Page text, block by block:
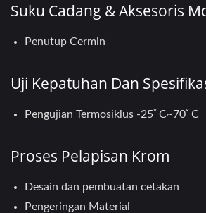
Suku Cadang & Aksesoris
Penutup Cermin
Uji Kepatuhan Dan
Pengujian Termosiklus -25ﾟC~70ﾟC
Proses Pelapisan Krom
Desain dan pembuatan cetakan
Pengeringan Material